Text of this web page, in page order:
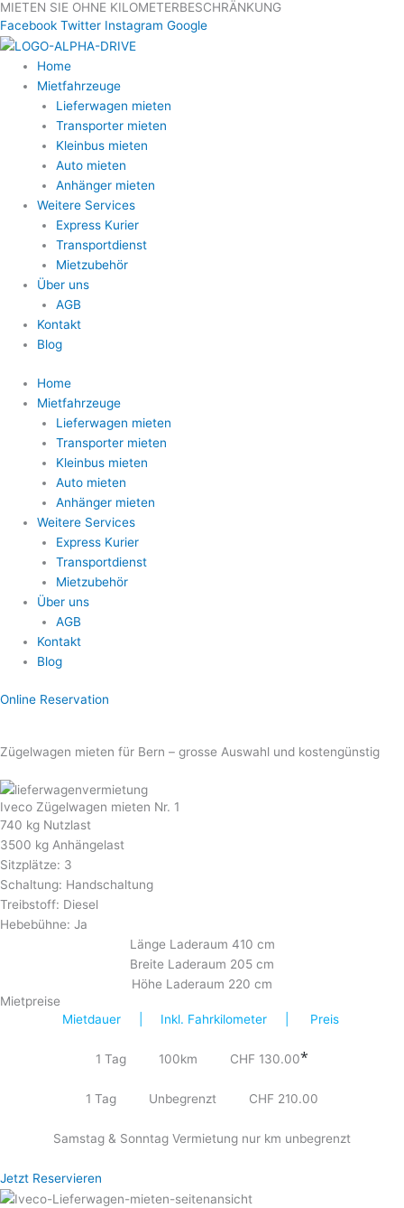
Zum
Inhalt
springen
MIETEN SIE OHNE KILOMETERBESCHRÄNKUNG
Facebook Twitter Instagram Google
Home
Mietfahrzeuge
Lieferwagen mieten
Transporter mieten
Kleinbus mieten
Auto mieten
Anhänger mieten
Weitere Services
Express Kurier
Transportdienst
Mietzubehör
Über uns
AGB
Kontakt
Blog
Home
Mietfahrzeuge
Lieferwagen mieten
Transporter mieten
Kleinbus mieten
Auto mieten
Anhänger mieten
Weitere Services
Express Kurier
Transportdienst
Mietzubehör
Über uns
AGB
Kontakt
Blog
Online Reservation
Zügelwagen mieten für Bern – grosse Auswahl und kostengünstig
Iveco Zügelwagen mieten Nr. 1
740 kg Nutzlast
3500 kg Anhängelast
Sitzplätze: 3
Schaltung: Handschaltung
Treibstoff: Diesel
Hebebühne: Ja
Länge Laderaum 410 cm
Breite Laderaum 205 cm
Höhe Laderaum 220 cm
Mietpreise
Mietdauer | Inkl. Fahrkilometer | Preis
1 Tag 100km CHF 130.00*
1 Tag Unbegrenzt CHF 210.00
Samstag & Sonntag Vermietung nur km unbegrenzt
Jetzt Reservieren